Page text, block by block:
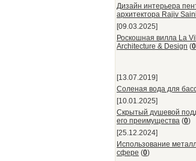
Дизайн интерьера
архитектора Rajiv Saini
[09.03.2025]
Роскошная вилла La
Architecture & Design (0
[13.07.2019]
Соленая вода для
[10.01.2025]
Скрытый душевой
его преимущества (0)
[25.12.2024]
Использование
сфере (0)